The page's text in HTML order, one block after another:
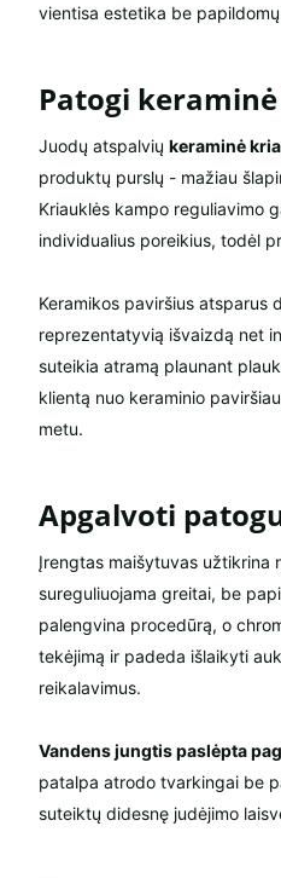
vientisa estetika be
Patogi
Juodų atspalvių keraminė
produktų purslų - mažiau
Kriauklės kampo reguliavimo
individualius poreikius, todėl
Keramikos paviršius atsparus
reprezentatyvią išvaizdą net
suteikia atramą plaunant
klientą nuo keraminio
metu.
Apgalvoti
Įrengtas maišytuvas užtikrina
sureguliuojama greitai, be
palengvina procedūrą, o
tekėjimą ir padeda išlaikyti
reikalavimus.
Vandens jungtis paslėpta
patalpa atrodo tvarkingai be
suteiktų didesnę judėjimo